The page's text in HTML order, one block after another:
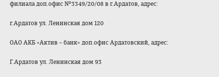
филиала доп.офис №3349/20/08 в г.Ардатов, адрес:
г.Ардатов ул. Ленинская дом 120
ОАО АКБ «Актив – банк» доп.офис Ардатовский, адрес:
Г.Ардатов ул. Ленинская дом 93